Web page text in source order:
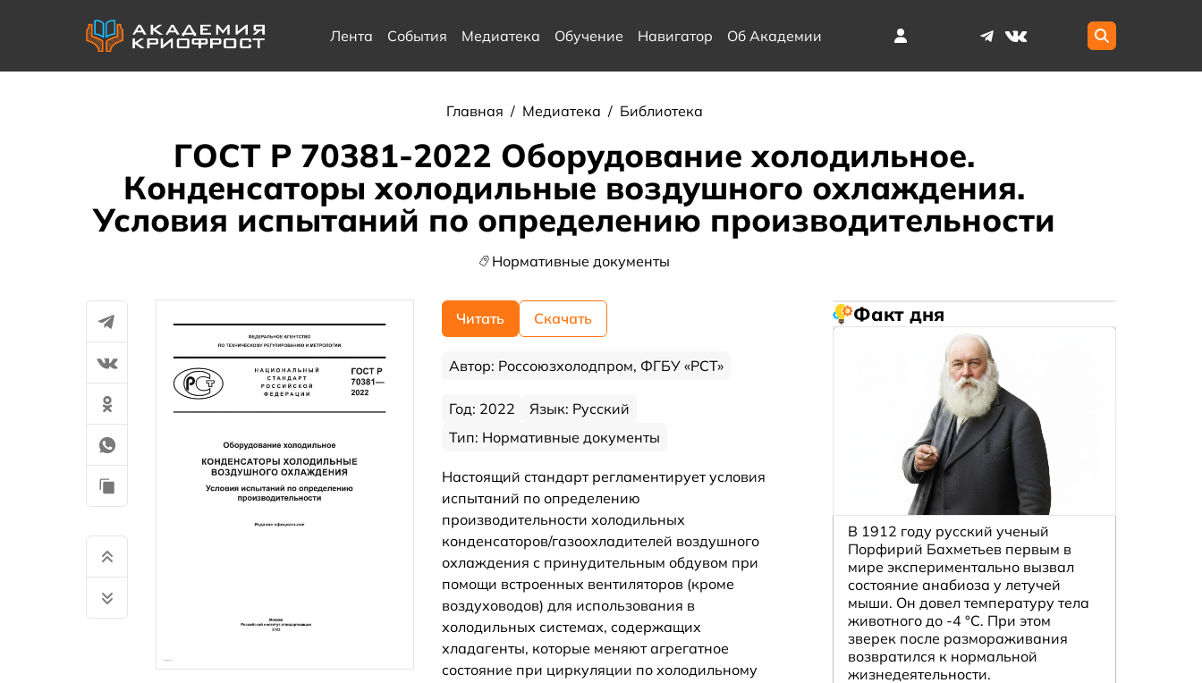
Лента События Медиатека Обучение Навигатор Об Академии
Главная / Медиатека / Библиотека
ГОСТ Р 70381-2022 Оборудование холодильное.
Конденсаторы холодильные воздушного охлаждения.
Условия испытаний по определению производительности
Нормативные документы
Читать Скачать
Автор: Россоюзхолодпром, ФГБУ «РСТ»
Год: 2022
Язык: Русский
Тип: Нормативные документы
Настоящий стандарт регламентирует условия
испытаний по определению
производительности холодильных
конденсаторов/газоохладителей воздушного
охлаждения с принудительным обдувом при
помощи встроенных вентиляторов (кроме
воздуховодов) для использования в
холодильных системах, содержащих
хладагенты, которые меняют агрегатное
состояние при циркуляции по холодильному
Факт дня
В 1912 году русский ученый
Порфирий Бахметьев первым в
мире экспериментально вызвал
состояние анабиоза у летучей
мыши. Он довел температуру тела
животного до -4 °C. При этом
зверек после размораживания
возвратился к нормальной
жизнедеятельности.